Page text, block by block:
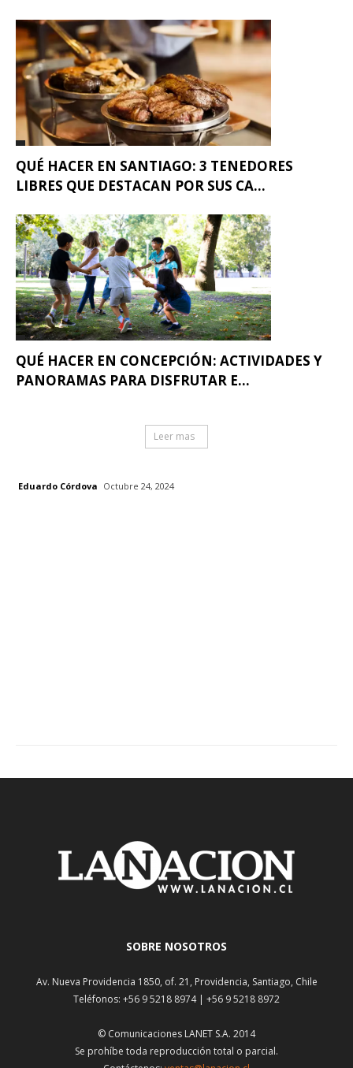
QUÉ HACER EN SANTIAGO: 3 TENEDORES
LIBRES QUE DESTACAN POR SUS CA...
QUÉ HACER EN CONCEPCIÓN: ACTIVIDADES Y
PANORAMAS PARA DISFRUTAR E...
Leer mas
Eduardo Córdova Octubre 24, 2024
SOBRE NOSOTROS
Av. Nueva Providencia 1850, of. 21, Providencia, Santiago, Chile
Teléfonos: +56 9 5218 8974 | +56 9 5218 8972
© Comunicaciones LANET S.A. 2014
Se prohíbe toda reproducción total o parcial.